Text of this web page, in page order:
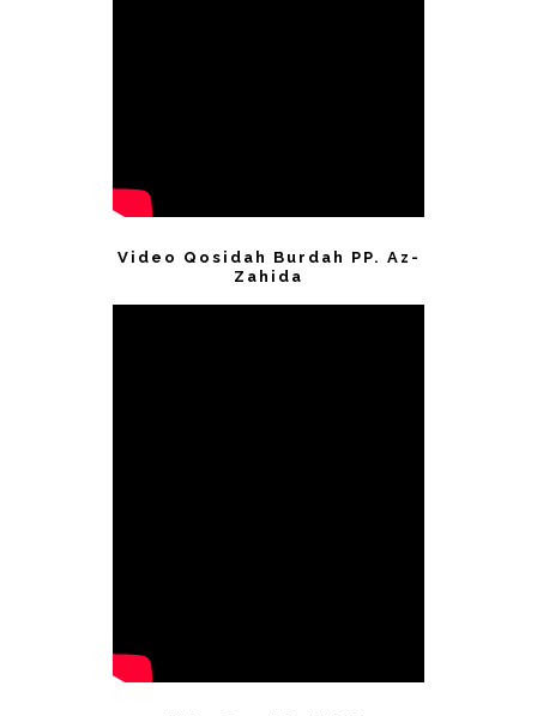
Video Qosidah Burdah PP. Az-
Zahida